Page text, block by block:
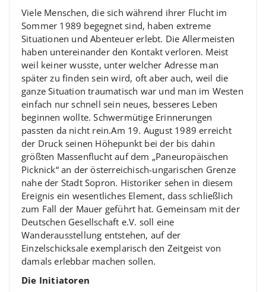
Viele Menschen, die sich während ihrer Flucht im
Sommer 1989 begegnet sind, haben extreme
Situationen und Abenteuer erlebt. Die Allermeisten
haben untereinander den Kontakt verloren. Meist
weil keiner wusste, unter welcher Adresse man
später zu finden sein wird, oft aber auch, weil die
ganze Situation traumatisch war und man im Westen
einfach nur schnell sein neues, besseres Leben
beginnen wollte. Schwermütige Erinnerungen
passten da nicht rein.Am 19. August 1989 erreicht
der Druck seinen Höhepunkt bei der bis dahin
größten Massenflucht auf dem „Paneuropäischen
Picknick“ an der österreichisch-ungarischen Grenze
nahe der Stadt Sopron. Historiker sehen in diesem
Ereignis ein wesentliches Element, dass schließlich
zum Fall der Mauer geführt hat. Gemeinsam mit der
Deutschen Gesellschaft e.V. soll eine
Wanderausstellung entstehen, auf der
Einzelschicksale exemplarisch den Zeitgeist von
damals erlebbar machen sollen.
Die Initiatoren